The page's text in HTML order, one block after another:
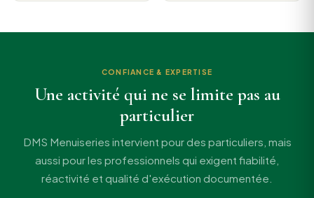
CONFIANCE & EXPERTISE
Une activité qui ne se limite pas au
particulier
DMS Menuiseries intervient pour des particuliers, mais
aussi pour les professionnels qui exigent fiabilité,
réactivité et qualité d'exécution documentée.